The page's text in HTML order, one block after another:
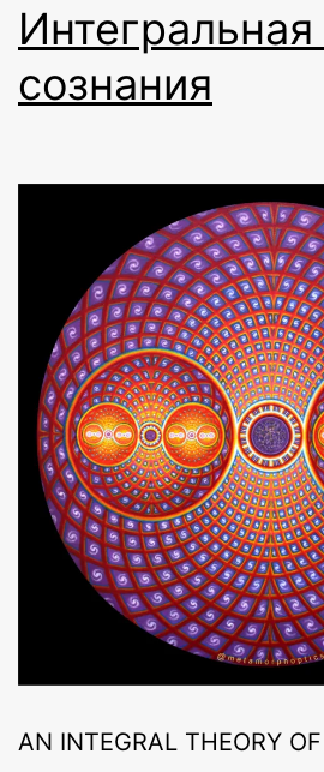
сознания
AN INTEGRAL THEORY OF